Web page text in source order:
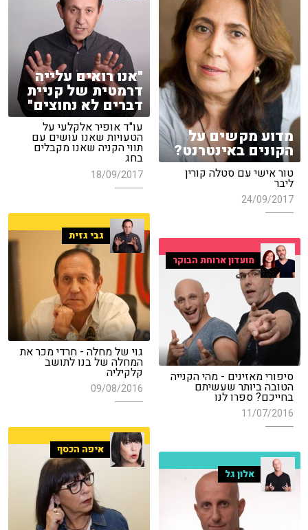
מדוע מקשים על
הקונים באינטרנט?
טור אישי עם סטלה קורין
ליבר
24/09/2017
"אנו רואים עלייה
דרמטית של קניית
דברים לא נחוצים"
עו"ד אופיר אלקלעי על
הטעויות שאנו עושים עם
תווי הקניה שאנו מקבלים
בחג
18/09/2017
גבי גזית
גוי של מחלה - חרדי מכר את
המחלה של בנו לתושב
קלקיליה
09/08/2016
מועדון ארוחת הבוקר
סיפורי מאזינים - מהי הקנייה
הטובה ביותר שעשיתם
בחייכם? ספרו לנו
11/07/2016
איפה הכסף
אלון גל